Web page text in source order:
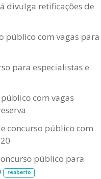
divulga retificações de
público com vagas para
para especialistas e
com vagas
concurso público com
público para
reaberto